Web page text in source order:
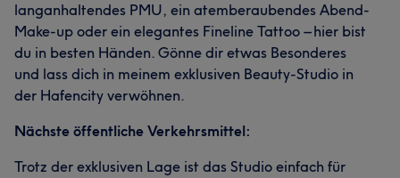
langanhaltendes PMU, ein atemberaubendes Abend-
Make-up oder ein elegantes Fineline Tattoo – hier bist
du in besten Händen. Gönne dir etwas Besonderes
und lass dich in meinem exklusiven Beauty-Studio in
der Hafencity verwöhnen.
Nächste öffentliche Verkehrsmittel:
Trotz der exklusiven Lage ist das Studio einfach für